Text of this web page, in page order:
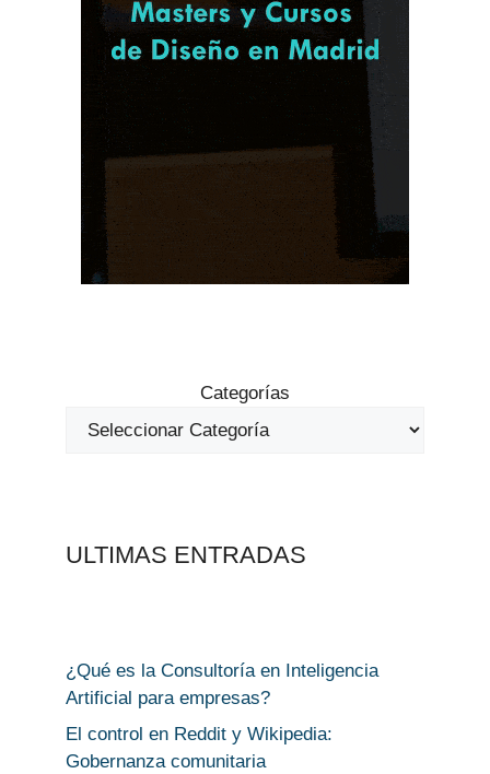
Categorías
ULTIMAS ENTRADAS
¿Qué es la Consultoría en Inteligencia
Artificial para empresas?
El control en Reddit y Wikipedia:
Gobernanza comunitaria